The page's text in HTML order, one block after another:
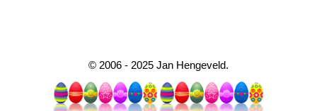
© 2006 - 2025 Jan Hengeveld.